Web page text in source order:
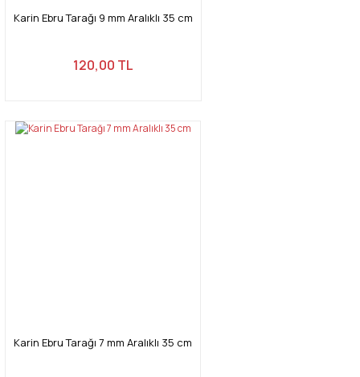
Karin Ebru Tarağı 9 mm Aralıklı 35 cm
120,00 TL
Karin Ebru Tarağı 7 mm Aralıklı 35 cm